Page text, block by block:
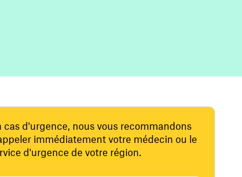
cas d'urgence, nous vous recommandons
immédiatement votre médecin ou le
d'urgence de votre région.